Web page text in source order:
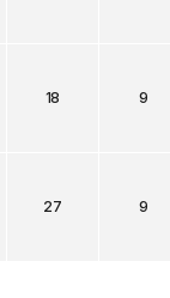
18 9
27 9